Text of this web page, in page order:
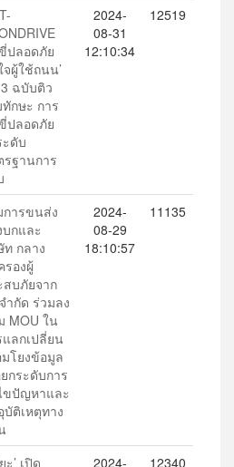
ปลอดภัย
จผู้ใช้ถนน’
ฉบับติว
ทักษะ การ
ปลอดภัย
ะดับ
รฐานการ
2024-
08-31
12:10:34
12519
การขนส่ง
กและ
ท กลาง
รองผู้
สบภัยจาก
ำกัด ร่วมลง
MOU ใน
แลกเปลี่ยน
มโยงข้อมูล
กระดับการ
ขปัญหาและ
บัติเหตุทาง
2024-
08-29
18:10:57
11135
ะ’ เปิด 2024- 12340